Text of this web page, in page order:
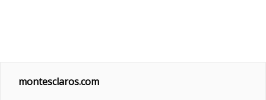
montesclaros.com